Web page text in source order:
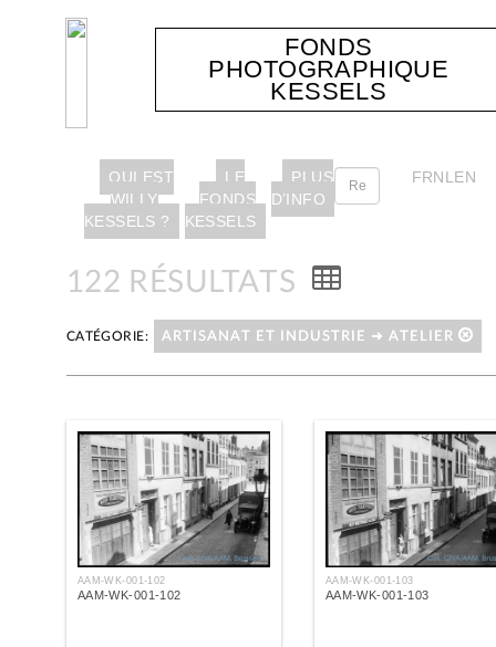
FONDS
PHOTOGRAPHIQUE
KESSELS
FRNL EN
QUI EST
WILLY
KESSELS ?
LE
FONDS
KESSELS
PLUS
D’INFO
122 RÉSULTATS
CATÉGORIE: ARTISANAT ET INDUSTRIE ➜ ATELIER
AAM-WK-001-102
AAM-WK-001-102
AAM-WK-001-103
AAM-WK-001-103